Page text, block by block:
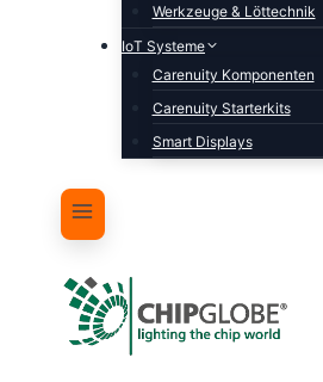
Werkzeuge & Löttechnik
IoT Systeme
Carenuity Komponenten
Carenuity Starterkits
Smart Displays